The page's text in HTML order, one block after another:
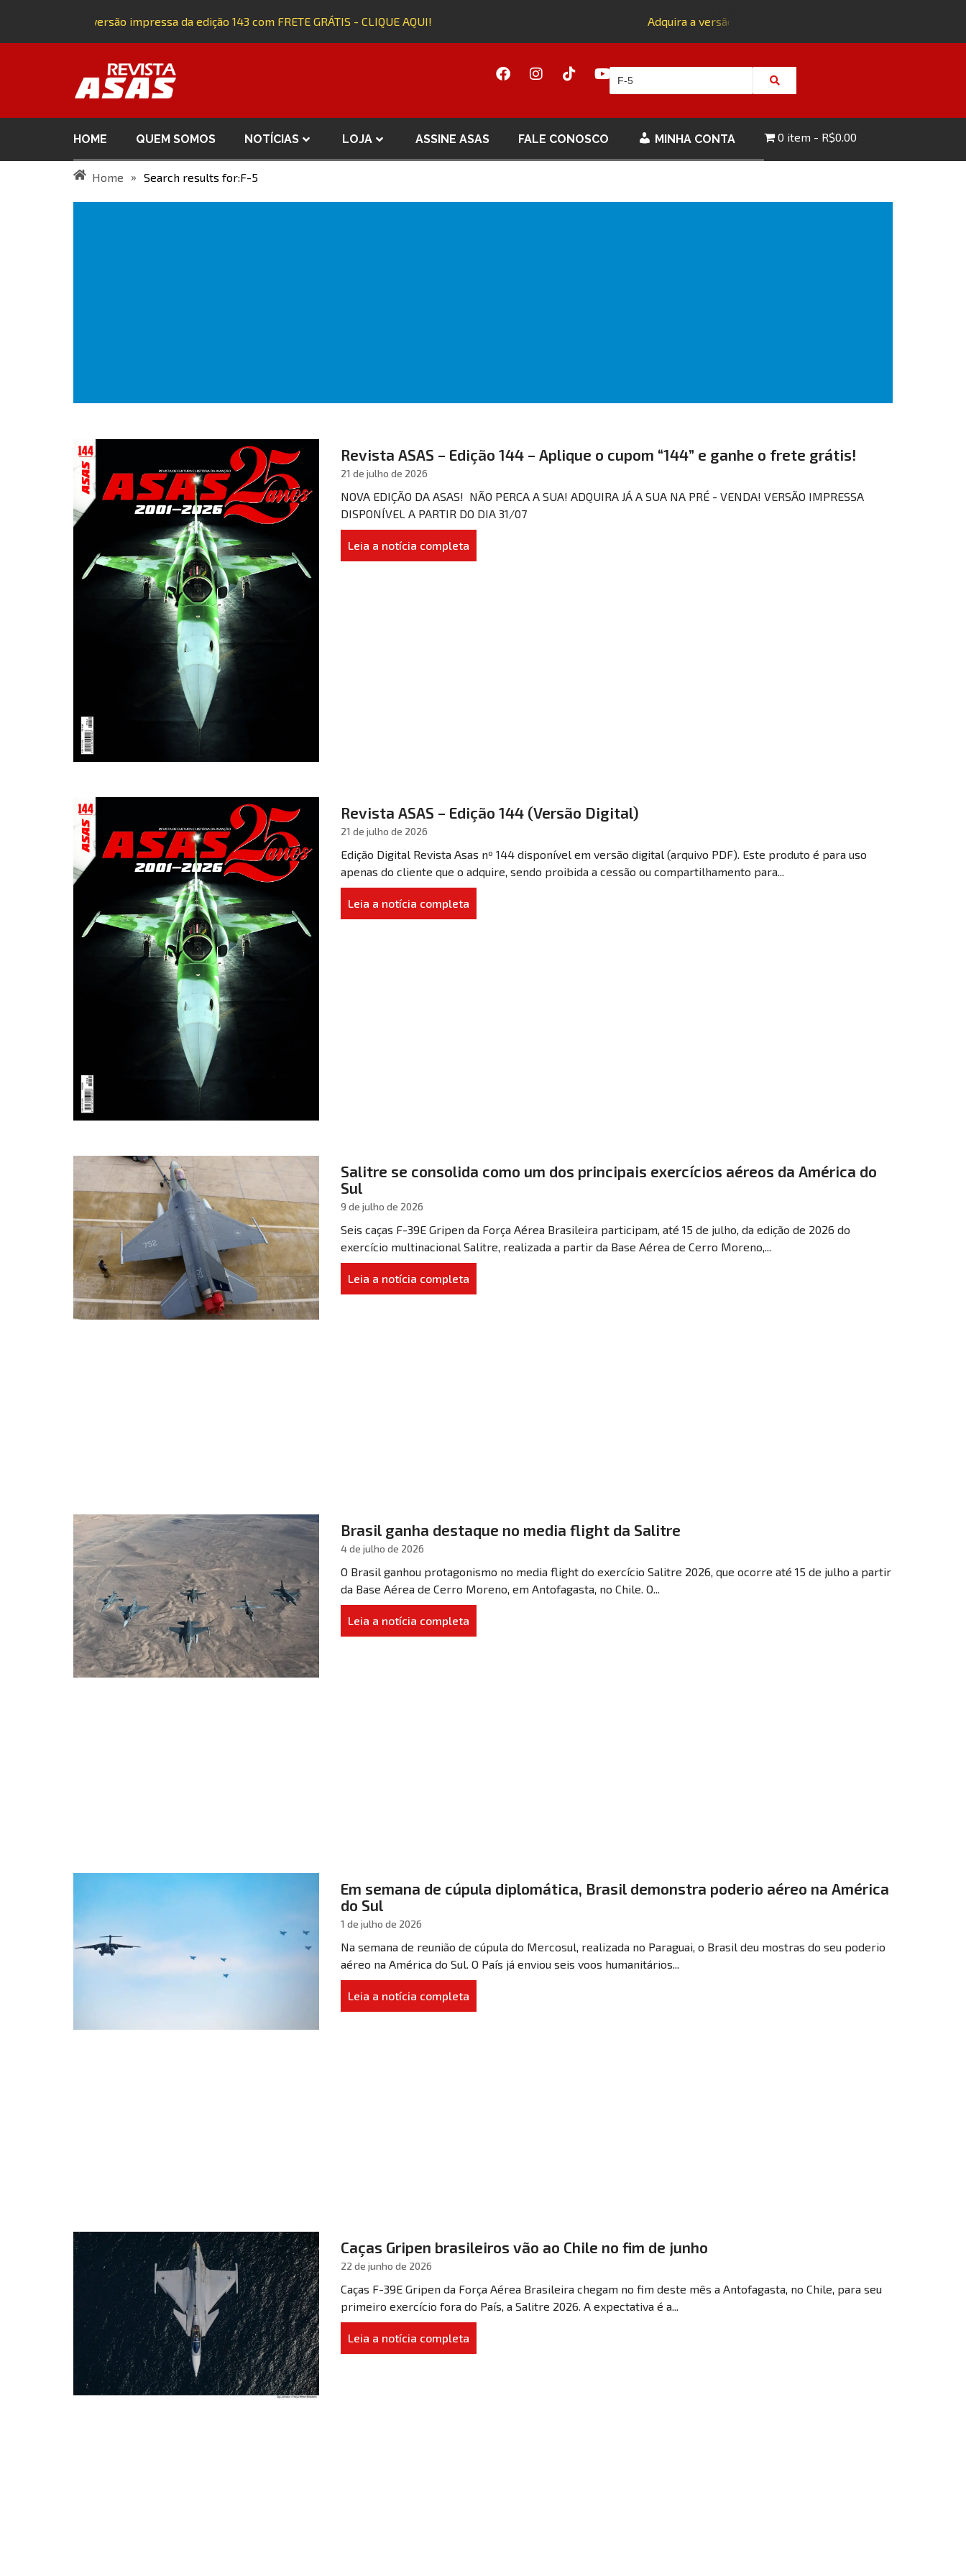
Adquira a versão impressa da edição 143 com FRETE GRÁTIS - CLIQUE AQUI! Adquira a versão impressa da edição 143 com FRETE GRÁTIS -
HOME QUEM SOMOS NOTÍCIAS LOJA ASSINE ASAS FALE CONOSCO MINHA CONTA 0 item R$0.00
Home » Search results for:F-5
Revista ASAS – Edição 144 – Aplique o cupom “144” e ganhe o frete grátis!
21 de julho de 2026
NOVA EDIÇÃO DA ASAS! NÃO PERCA A SUA! ADQUIRA JÁ A SUA NA PRÉ - VENDA! VERSÃO IMPRESSA
DISPONÍVEL A PARTIR DO DIA 31/07
Leia a notícia completa
Revista ASAS – Edição 144 (Versão Digital)
21 de julho de 2026
Edição Digital Revista Asas nº 144 disponível em versão digital (arquivo PDF). Este produto é para uso
apenas do cliente que o adquire, sendo proibida a cessão ou compartilhamento para...
Leia a notícia completa
Salitre se consolida como um dos principais exercícios aéreos da América do
Sul
9 de julho de 2026
Seis caças F-39E Gripen da Força Aérea Brasileira participam, até 15 de julho, da edição de 2026 do
exercício multinacional Salitre, realizada a partir da Base Aérea de Cerro Moreno,...
Leia a notícia completa
Brasil ganha destaque no media flight da Salitre
4 de julho de 2026
O Brasil ganhou protagonismo no media flight do exercício Salitre 2026, que ocorre até 15 de julho a partir
da Base Aérea de Cerro Moreno, em Antofagasta, no Chile. O...
Leia a notícia completa
Em semana de cúpula diplomática, Brasil demonstra poderio aéreo na América
do Sul
1 de julho de 2026
Na semana de reunião de cúpula do Mercosul, realizada no Paraguai, o Brasil deu mostras do seu poderio
aéreo na América do Sul. O País já enviou seis voos humanitários...
Leia a notícia completa
Caças Gripen brasileiros vão ao Chile no fim de junho
22 de junho de 2026
Caças F-39E Gripen da Força Aérea Brasileira chegam no fim deste mês a Antofagasta, no Chile, para seu
primeiro exercício fora do País, a Salitre 2026. A expectativa é a...
Leia a notícia completa